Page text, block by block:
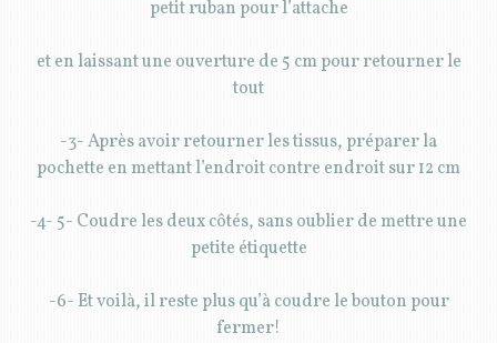
petit ruban pour l’attache
et en laissant une ouverture de 5 cm pour retourner le
tout
-3- Après avoir retourner les tissus, préparer la
pochette en mettant l’endroit contre endroit sur 12 cm
-4- 5- Coudre les deux côtés, sans oublier de mettre une
petite étiquette
-6- Et voilà, il reste plus qu’à coudre le bouton pour
fermer!